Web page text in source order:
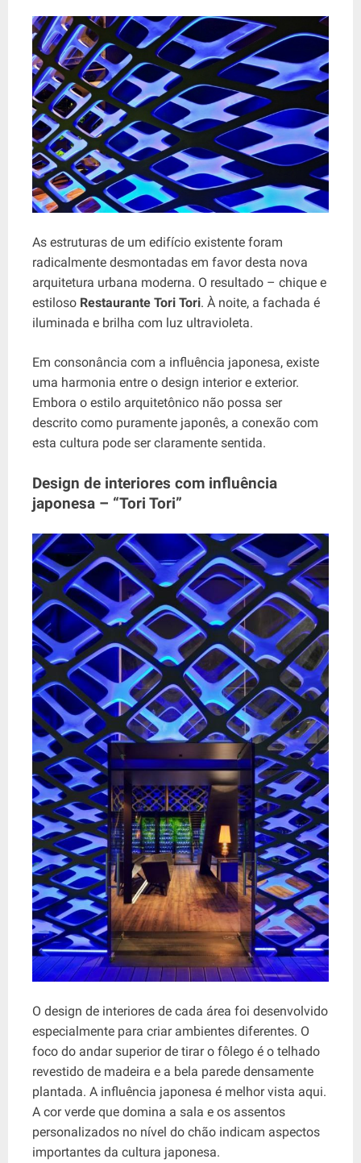
As estruturas de um edifício existente foram
radicalmente desmontadas em favor desta nova
arquitetura urbana moderna. O resultado – chique e
estiloso Restaurante Tori Tori. À noite, a fachada é
iluminada e brilha com luz ultravioleta.
Em consonância com a influência japonesa, existe
uma harmonia entre o design interior e exterior.
Embora o estilo arquitetônico não possa ser
descrito como puramente japonês, a conexão com
esta cultura pode ser claramente sentida.
Design de interiores com influência
japonesa – “Tori Tori”
O design de interiores de cada área foi desenvolvido
especialmente para criar ambientes diferentes. O
foco do andar superior de tirar o fôlego é o telhado
revestido de madeira e a bela parede densamente
plantada. A influência japonesa é melhor vista aqui.
A cor verde que domina a sala e os assentos
personalizados no nível do chão indicam aspectos
importantes da cultura japonesa.